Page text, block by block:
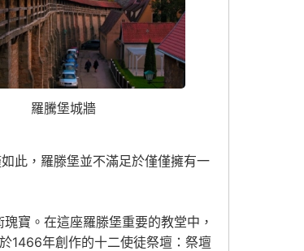
羅騰堡城牆
此，羅滕堡並不滿足於僅僅擁有一
寶。在這座羅滕堡重要的教堂中，
1466年創作的十二使徒祭壇：祭壇